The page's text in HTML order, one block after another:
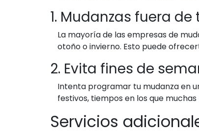
1. Mudanzas fuera
La mayoría de las empresas de
otoño o invierno. Esto puede
2. Evita fines de
Intenta programar tu mudanza en
festivos, tiempos en los que
Servicios